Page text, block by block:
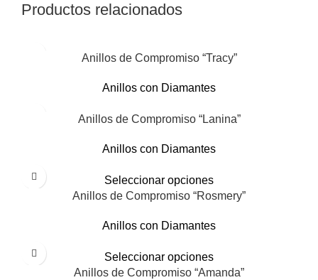
Productos relacionados
Anillos de Compromiso “Tracy”
Anillos con Diamantes
Anillos de Compromiso “Lanina”
Anillos con Diamantes
Seleccionar opciones
Anillos de Compromiso “Rosmery”
Anillos con Diamantes
Seleccionar opciones
Anillos de Compromiso “Amanda”